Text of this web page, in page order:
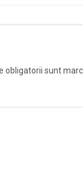
obligatorii sunt